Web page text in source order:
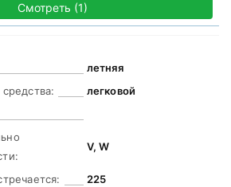
Смотреть (1)
летняя
легковой
V, W
225